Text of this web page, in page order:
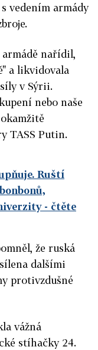
vedením armády
armádě nařídil,
a likvidovala
v Sýrii.
nebo naše
TASS Putin.
Ruští
- čtěte
že ruská
dalšími
protivzdušné
vážná
stíhačky 24.